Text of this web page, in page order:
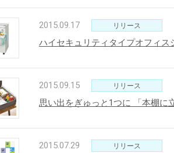
2015.09.17 リリース
ハイセキュリティタイプオフィス
2015.09.15 リリース
思い出をぎゅっと1つに 「本棚に
2015.07.29 リリース